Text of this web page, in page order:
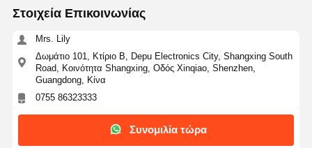
Στοιχεία Επικοινωνίας
Mrs. Lily
Δωμάτιο 101, Κτίριο Β, Depu Electronics City, Shangxing South
Road, Κοινότητα Shangxing, Οδός Xinqiao, Shenzhen,
Guangdong, Κίνα
0755 86323333
Συνομιλία τώρα